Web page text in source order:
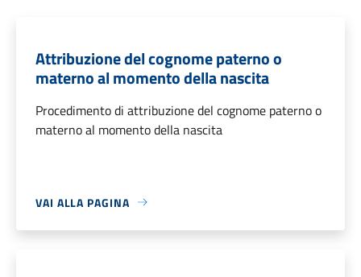
Attribuzione del cognome paterno o
materno al momento della nascita
Procedimento di attribuzione del cognome paterno o
materno al momento della nascita
VAI ALLA PAGINA